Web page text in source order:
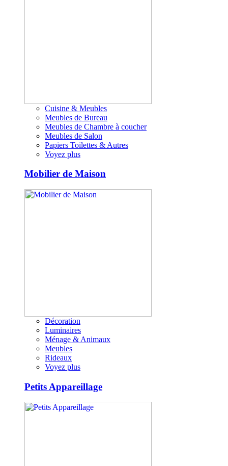
Cuisine & Meubles
Meubles de Bureau
Meubles de Chambre à coucher
Meubles de Salon
Papiers Toilettes & Autres
Voyez plus
Mobilier de Maison
Décoration
Luminaires
Ménage & Animaux
Meubles
Rideaux
Voyez plus
Petits Appareillage